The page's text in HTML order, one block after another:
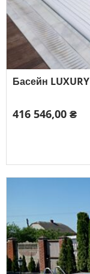
Басейн
416 546,00 ₴